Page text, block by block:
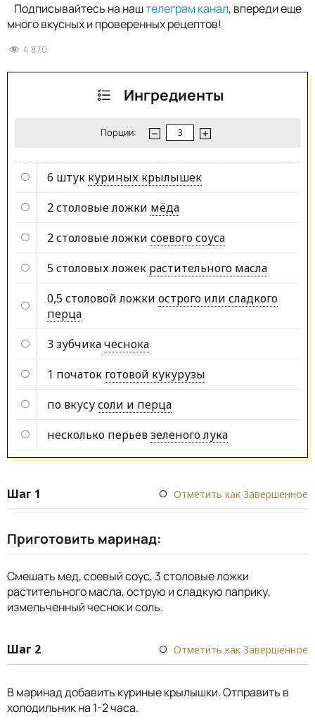
Подписывайтесь на наштелеграм канал, впереди еще
много вкусных и проверенных рецептов!
4 870
Ингредиенты
Порции:
6 штук куриных крылышек
2 столовые ложки мёда
2 столовые ложки соевого соуса
5 столовых ложек растительного масла
0,5 столовой ложки острого или сладкого
перца
3 зубчикачеснока
1 початок готовой кукурузы
по вкусусоли и перца
несколько перьевзеленого лука
Шаг 1 Отметить как Завершенное
Приготовить маринад:
Смешать мед, соевый соус, 3 столовые ложки
растительного масла, острую и сладкую паприку,
измельченный чеснок и соль.
Шаг 2 Отметить как Завершенное
В маринад добавить куриные крылышки. Отправить в
холодильник на 1-2 часа.